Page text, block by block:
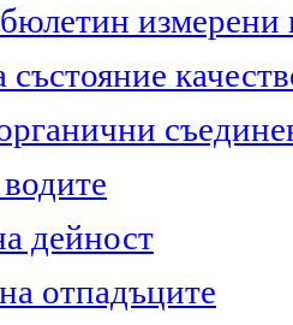
състояние
дейност
отпадъците